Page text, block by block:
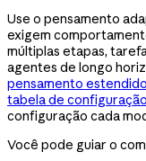
Use o pensamento
exigem
múltiplas etapas,
agentes de longo
pensamento estendido
tabela de
configuração cada
Você pode guiar o